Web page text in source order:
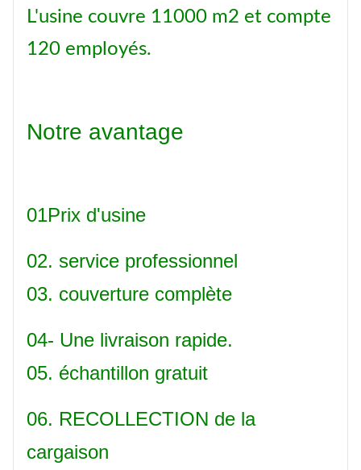
L'usine couvre 11000 m2 et compte
120 employés.
Notre avantage
01Prix d'usine
02. service professionnel
03. couverture complète
04- Une livraison rapide.
05. échantillon gratuit
06. RECOLLECTION de la
cargaison